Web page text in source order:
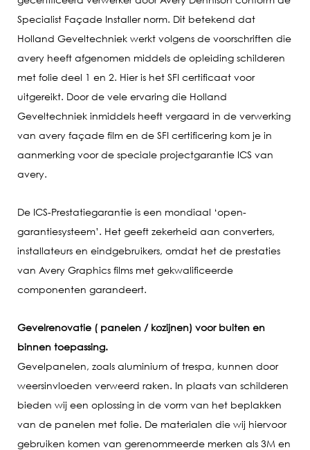
Specialist Façade Installer norm. Dit betekend dat
Holland Geveltechniek werkt volgens de voorschriften die
avery heeft afgenomen middels de opleiding schilderen
met folie deel 1 en 2. Hier is het SFI certificaat voor
uitgereikt. Door de vele ervaring die Holland
Geveltechniek inmiddels heeft vergaard in de verwerking
van avery façade film en de SFI certificering kom je in
aanmerking voor de speciale projectgarantie ICS van
avery.
De ICS-Prestatiegarantie is een mondiaal ‘open-
garantiesysteem’. Het geeft zekerheid aan converters,
installateurs en eindgebruikers, omdat het de prestaties
van Avery Graphics films met gekwalificeerde
componenten garandeert.
Gevelrenovatie ( panelen / kozijnen) voor buiten en
binnen toepassing.
Gevelpanelen, zoals aluminium of trespa, kunnen door
weersinvloeden verweerd raken. In plaats van schilderen
bieden wij een oplossing in de vorm van het beplakken
van de panelen met folie. De materialen die wij hiervoor
gebruiken komen van gerenommeerde merken als 3M en